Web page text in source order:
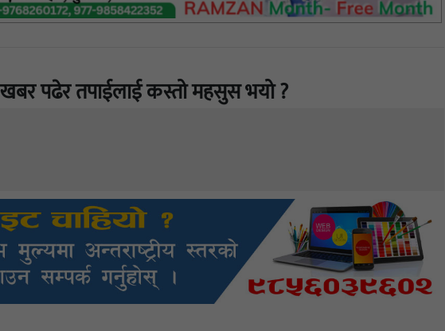
पढेर तपाईलाई कस्तो महसुस भयो ?